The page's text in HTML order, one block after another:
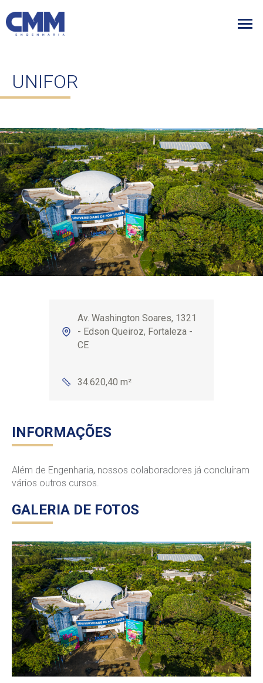
UNIFOR
Av. Washington Soares, 1321
- Edson Queiroz, Fortaleza -
CE
34.620,40 m²
INFORMAÇÕES
Além de Engenharia, nossos colaboradores já concluíram
vários outros cursos.
GALERIA DE FOTOS